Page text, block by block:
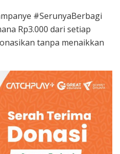
#SerunyaBerbagi
Rp3.000 dari setiap
tanpa menaikkan